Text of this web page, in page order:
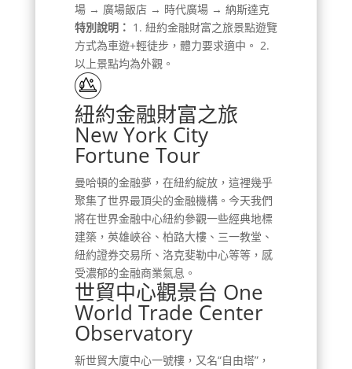
場 → 廣場飯店 → 時代廣場 → 納斯達克
特別說明： 1. 紐約金融財富之旅景點遊覽
方式為車遊+輕徒步，體力要求適中。 2.
以上景點均為外觀。
紐約金融財富之旅
New York City
Fortune Tour
曼哈頓的金融夢，在紐約綻放，這裡幾乎
聚集了世界最頂尖的金融機構。今天我們
將在世界金融中心紐約參觀一些經典地標
建築，英雄峽谷、柏路大樓、三一教堂、
紐約證券交易所、洛克斐勒中心等等，感
受濃郁的金融商業氣息。
世貿中心觀景台 One
World Trade Center
Observatory
新世貿大廈中心一號樓，又名“自由塔”，